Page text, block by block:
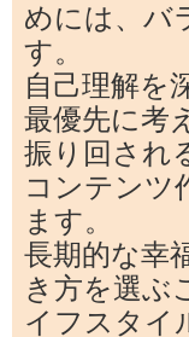
めには、バ
す。
自己理解を
最優先に考
振り回され
コンテンツ
ます。
長期的な幸
き方を選ぶ
イフスタイ